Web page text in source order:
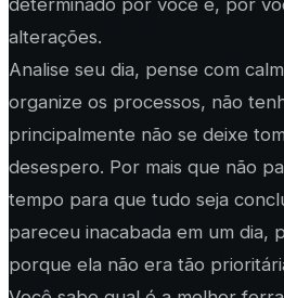
determinado por você e, por
alterações.
Analise seu dia, pense com
organize os processos, não
principalmente não se deixe
desespero. Por mais que não
tempo para que tudo seja
pareceu inacabada em um dia,
porque ela não era tão